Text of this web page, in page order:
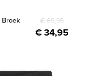
Broek
€ 69,95
€ 34,95